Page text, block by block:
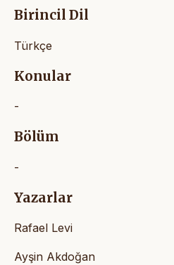
Birincil Dil
Türkçe
Konular
-
Bölüm
-
Yazarlar
Rafael Levi
Ayşin Akdoğan